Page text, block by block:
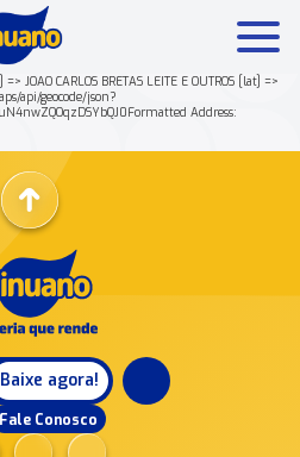
CARLOS BRETAS LEITE E OUTROS [lat] =>
api/geocode/json?
Address:
Baixe agora!
Fale Conosco
Minuano Rende +